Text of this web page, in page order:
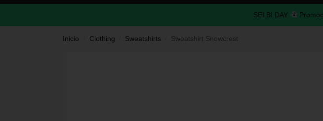
SELBI DAY
Inicio Clothing Sweatshirts Sweatshirt Snowcrest